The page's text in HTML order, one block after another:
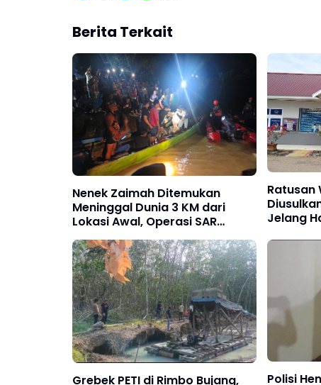
Berita Terkait
Nenek Zaimah Ditemukan
Meninggal Dunia 3 KM dari
Lokasi Awal, Operasi SAR
Sungai Nalo Tantan Resmi
Ditutup
Ratusan
Jelang
Grebek PETI di Rimbo Bujang,
Polisi